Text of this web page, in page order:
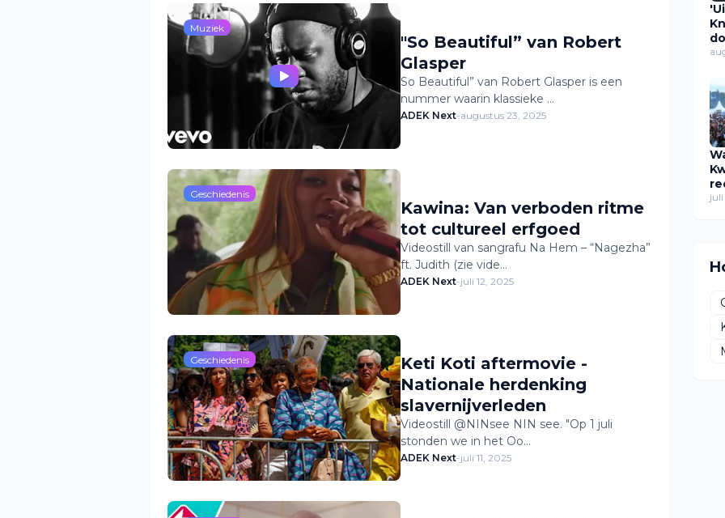
Muziek
"So Beautiful” van Robert
Glasper
So Beautiful” van Robert Glasper is een
nummer waarin klassieke …
ADEK Next-augustus 23, 2025
Geschiedenis
Kawina: Van verboden ritme
tot cultureel erfgoed
Videostill van sangrafu Na Hem – “Nagezha”
ft. Judith (zie vide…
ADEK Next-juli 12, 2025
Geschiedenis
Keti Koti aftermovie -
Nationale herdenking
slavernijverleden
Videostill @NINsee NIN see. "Op 1 juli
stonden we in het Oo…
ADEK Next-juli 11, 2025